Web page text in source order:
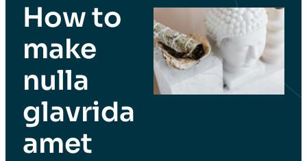
How to
make
nulla
glavrida
amet